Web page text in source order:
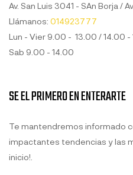
Av. San Luis 3041 - SAn Borja /
Llámanos: 014923777
Lun - Vier 9.00 - 13.00 / 14.00 -
Sab 9.00 - 14.00
SE EL PRIMERO EN ENTERARTE
Te mantendremos informado
impactantes tendencias y las
inicio!.